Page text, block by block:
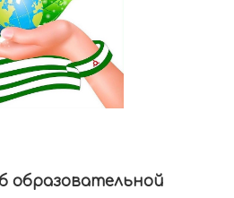
образовательной